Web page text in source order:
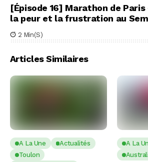
[Épisode 16] Marathon de Paris
la peur et la frustration au
2 Min(s)
Articles Similaires
A La Une
Actualités
Toulon
A La